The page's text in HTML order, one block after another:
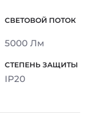
5000 Лм
IP20